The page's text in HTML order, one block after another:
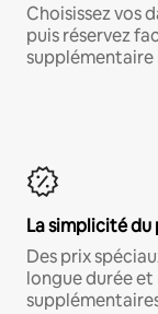
Choisissez vos
puis réservez
La simplicité du
Des prix
longue durée et